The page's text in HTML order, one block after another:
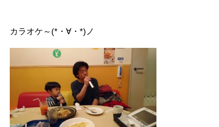
カラオケ～(*・∀・*)ノ